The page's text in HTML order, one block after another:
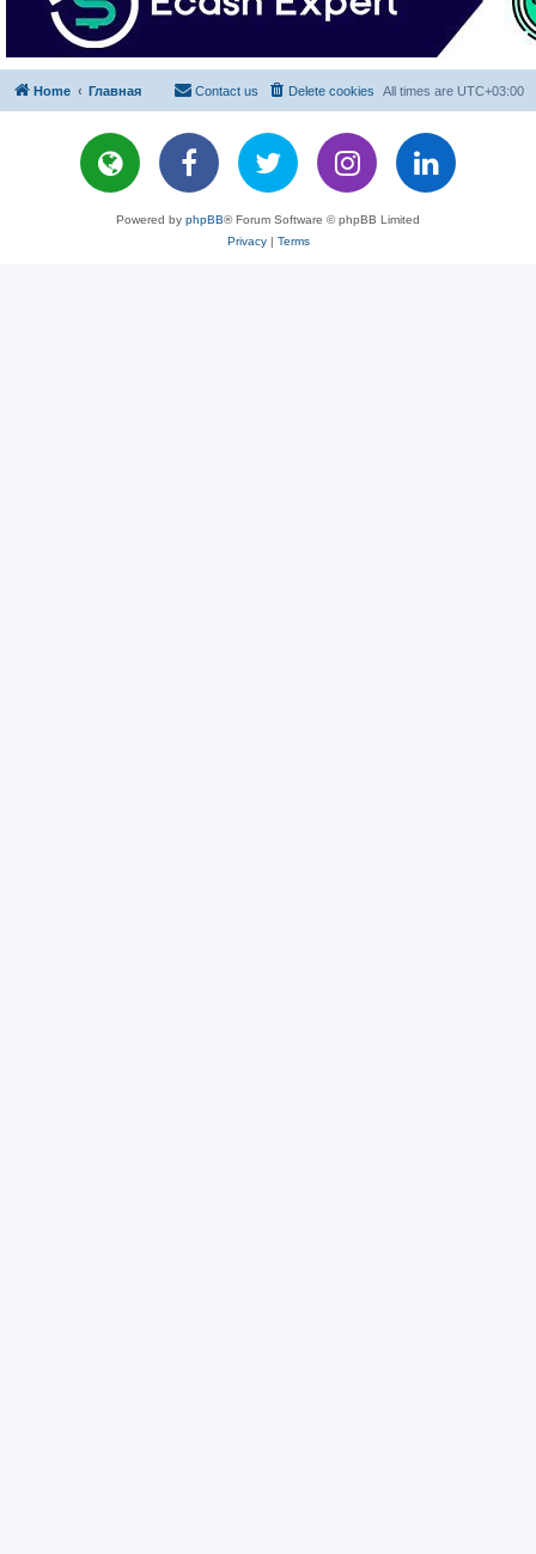
Home Главная All times are UTC+03:00
Delete cookies
Contact us
Powered by phpBB® Forum Software © phpBB Limited
Privacy| Terms